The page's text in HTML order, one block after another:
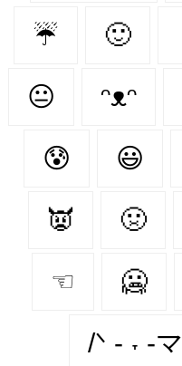
☔ 🙂
😐 ᵔᴥᵔ
😰 😃
👿 🤢
☜ 🥶
/ᐠ - ˕ -マ